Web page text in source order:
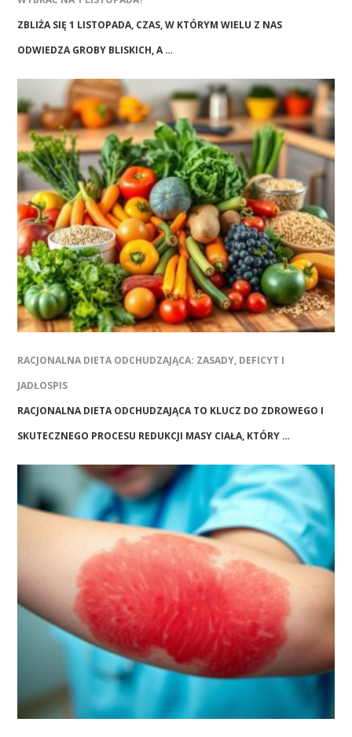
ZBLIŻA SIĘ 1 LISTOPADA, CZAS, W KTÓRYM WIELU Z NAS
ODWIEDZA GROBY BLISKICH, A …
RACJONALNA DIETA ODCHUDZAJĄCA: ZASADY, DEFICYT I
JADŁOSPIS
RACJONALNA DIETA ODCHUDZAJĄCA TO KLUCZ DO ZDROWEGO I
SKUTECZNEGO PROCESU REDUKCJI MASY CIAŁA, KTÓRY …